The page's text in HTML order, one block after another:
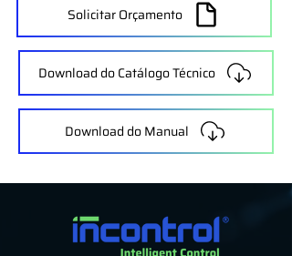
Solicitar Orçamento
Download do Catálogo Técnico
Download do Manual